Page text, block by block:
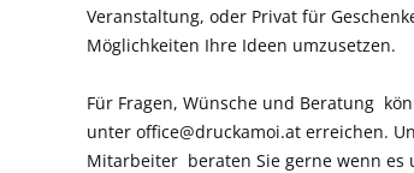
Veranstaltung, oder Privat für
Möglichkeiten Ihre Ideen umzusetzen.
Für Fragen, Wünsche und Beratung
unter office@druckamoi.at erreichen.
Mitarbeiter beraten Sie gerne wenn es